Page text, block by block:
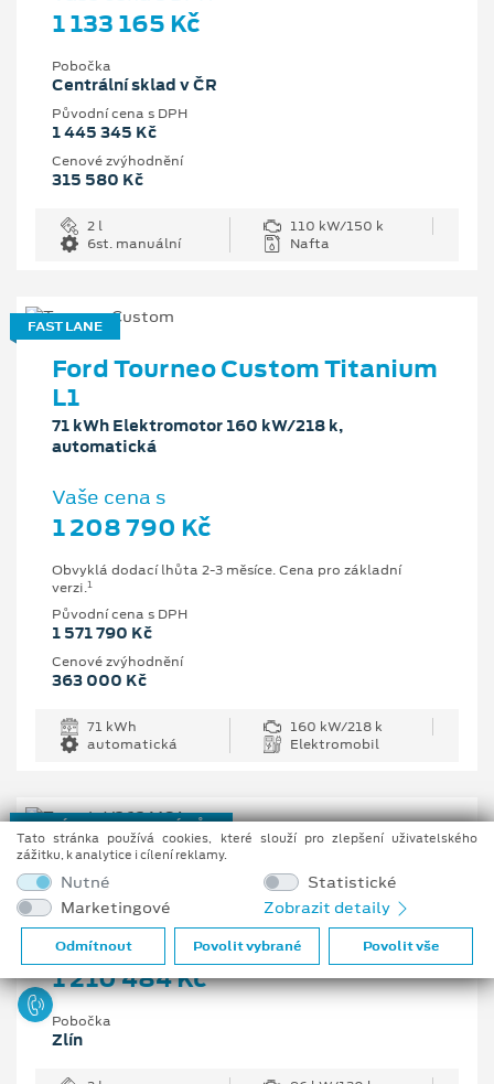
1 133 165 Kč
Pobočka
Centrální sklad v ČR
Původní cena s DPH
1 445 345 Kč
Cenové zvýhodnění
315 580 Kč
2 l
110 kW/150 k
6st. manuální
Nafta
FAST LANE
Ford Tourneo Custom Titanium
L1
71 kWh Elektromotor 160 kW/218 k,
automatická
Vaše cena s
1 208 790 Kč
Obvyklá dodací lhůta 2-3 měsíce. Cena pro základní
verzi.1
Původní cena s DPH
1 571 790 Kč
Cenové zvýhodnění
363 000 Kč
71 kWh
160 kW/218 k
automatická
Elektromobil
NOVÝ REGISTROVANÝ VŮZ
Ford Transit Trend 350 L3
Van, 2 EcoBlue 96 kW/130 k, 6st. manuální
Vaše cena s DPH
1 210 484 Kč
Pobočka
Zlín
Tato stránka používá cookies, které slouží pro zlepšení uživatelského
zážitku, k analytice i cílení reklamy.
Nutné
Statistické
Marketingové
Zobrazit detaily
Odmítnout Povolit vybrané Povolit vše